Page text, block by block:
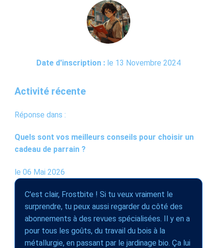
Date d'inscription : le 13 Novembre 2024
Activité récente
Réponse dans :
Quels sont vos meilleurs conseils pour choisir un
cadeau de parrain ?
le 06 Mai 2026
C'est clair, Frostbite ! Si tu veux vraiment le
surprendre, tu peux aussi regarder du côté des
abonnements à des revues spécialisées. Il y en a
pour tous les goûts, du travail du bois à la
métallurgie, en passant par le jardinage bio. Ça lui